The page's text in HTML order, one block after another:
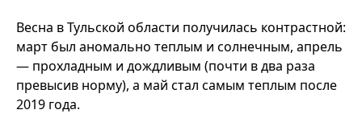
Весна в Тульской области получилась контрастной:
март был аномально теплым и солнечным, апрель
— прохладным и дождливым (почти в два раза
превысив норму), а май стал самым теплым после
2019 года.